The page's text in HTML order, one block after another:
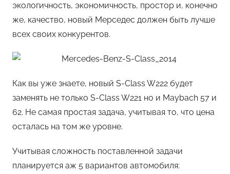
экологичность, экономичность, простор и, конечно
же, качество, новый Мерседес должен быть лучше
всех своих конкурентов.
Как вы уже знаете, новый S-Class W222 будет
заменять не только S-Class W221 но и Maybach 57 и
62. Не самая простая задача, учитывая то, что цена
осталась на том же уровне.
Учитывая сложность поставленной задачи
планируется аж 5 вариантов автомобиля: